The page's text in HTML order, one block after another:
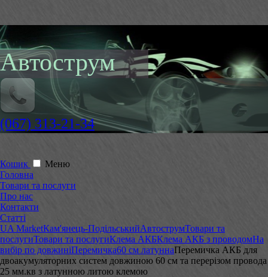
Автострум
(067) 313-21-34
Кошик
Меню
Головна
Товари та послуги
Про нас
Контакти
Статті
UA MarketКам'янець-ПодільськийАвтострумТовари та
послугиТовари та послугиКлема АКБКлема АКБ з проводомНа
вибір по довжиніПеремичка60 см латуннаПеремичка АКБ для
двоакумуляторних систем довжиною 60 см та перерізом провода
25 мм.кв з латунною литою клемою